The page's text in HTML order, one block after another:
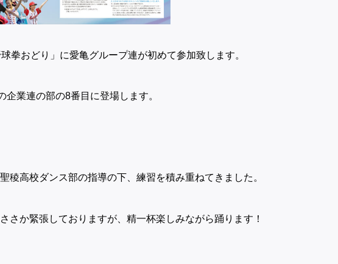
球拳おどり」に愛亀グループ連が初めて参加致します。
企業連の部の8番目に登場します。
稜高校ダンス部の指導の下、練習を積み重ねてきました。
さか緊張しておりますが、精一杯楽しみながら踊ります！